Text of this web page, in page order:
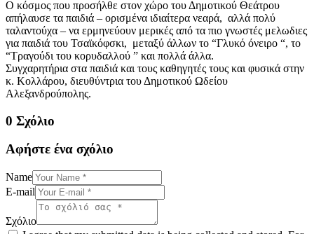
Ο κόσμος που προσήλθε στον χώρο του Δημοτικού Θεάτρου
απήλαυσε τα παιδιά – ορισμένα ιδιαίτερα νεαρά, αλλά πολύ
ταλαντούχα – να ερμηνεύουν μερικές από τα πιο γνωστές μελωδιες
για παιδιά του Τσαϊκόφσκι, μεταξύ άλλων το “Γλυκό όνειρο “, το
“Τραγούδι του κορυδαλλού ” και πολλά άλλα.
Συγχαρητήρια στα παιδιά και τους καθηγητές τους και φυσικά στην
κ. Κολλάρου, διευθύντρια του Δημοτικού Ωδείου
Αλεξανδρούπολης.
0 Σχόλιο
Αφήστε ένα σχόλιο
Name
E-mail
Σχόλιο